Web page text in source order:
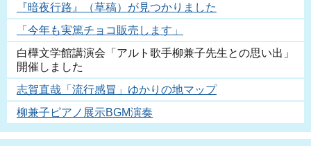
『暗夜行路』（草稿）が見つかりました
「今年も実篤チョコ販売します」
白樺文学館講演会「アルト歌手柳兼子先生との思い出」
開催しました
志賀直哉「流行感冒」ゆかりの地マップ
柳兼子ピアノ展示BGM演奏